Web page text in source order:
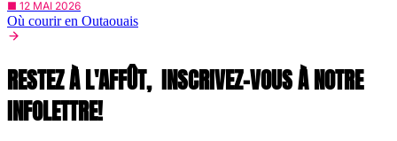
■ 12 MAI 2026
Où courir en Outaouais
RESTEZ À L'AFFÛT, INSCRIVEZ-VOUS À NOTRE
INFOLETTRE!